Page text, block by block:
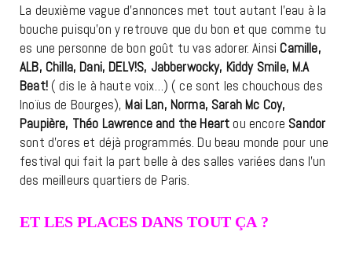
La deuxième vague d’annonces met tout autant l’eau à la
bouche puisqu’on y retrouve que du bon et que comme tu
es une personne de bon goût tu vas adorer. Ainsi Camille,
ALB, Chilla, Dani, DELV!S, Jabberwocky, Kiddy Smile, M.A
Beat!( dis le à haute voix…) ( ce sont les chouchous des
Inoïus de Bourges), Mai Lan, Norma, Sarah Mc Coy,
Paupière, Théo Lawrence and the Heart ou encore Sandor
sont d’ores et déjà programmés. Du beau monde pour une
festival qui fait la part belle à des salles variées dans l’un
des meilleurs quartiers de Paris.
ET LES PLACES DANS TOUT ÇA ?